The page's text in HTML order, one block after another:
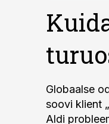
Globaalse
soovi klient
Aldi